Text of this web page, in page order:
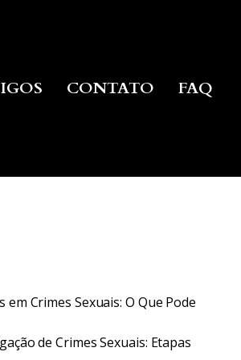
CONTATO FAQ
Crimes Sexuais: O Que Pode
de Crimes Sexuais: Etapas